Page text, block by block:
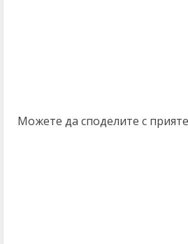
Можете да споделите с